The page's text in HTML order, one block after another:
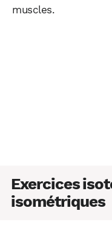
muscles.
Exercices
isométriques